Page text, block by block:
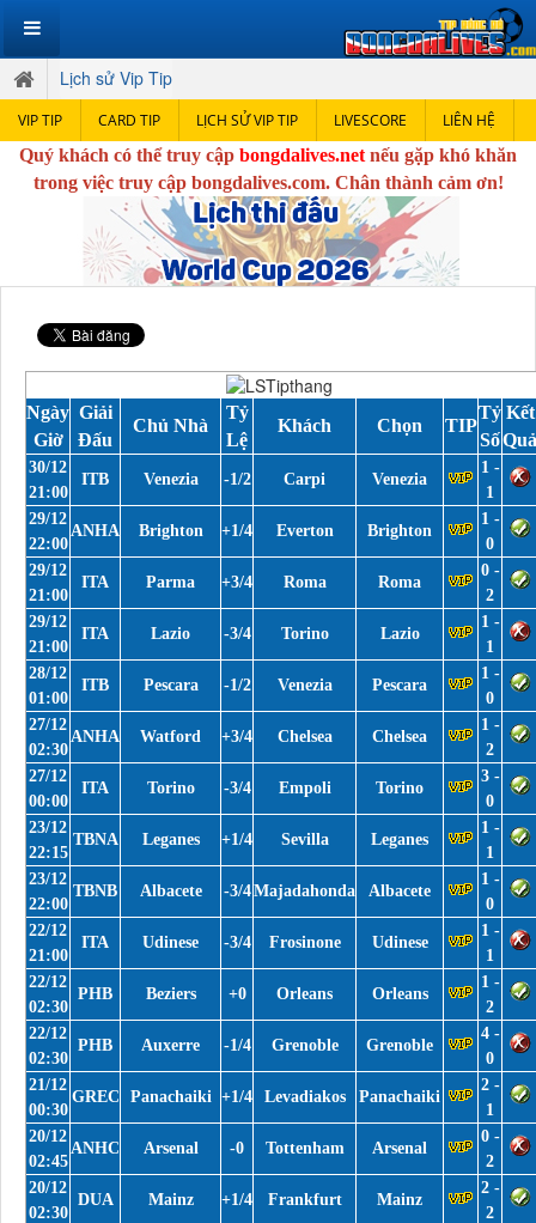
Lịch sử Vip Tip
VIP TIP CARD TIP LỊCH SỬ VIP TIP LIVESCORE
LIÊN HỆ
Quý khách có thể truy cập bongdalives.net nếu gặp khó khăn
trong việc truy cập bongdalives.com. Chân thành cảm ơn!
Ngày
Giờ
Giải
Đấu
Chủ Nhà
Tỷ
Lệ
Khách Chọn TIP
Tỷ
Số
Kết
Quả
30/12
21:00
ITB Venezia -1/2 Carpi Venezia
1 -
1
29/12
22:00
ANHA Brighton +1/4 Everton Brighton
1 -
0
29/12
21:00
ITA Parma +3/4 Roma Roma
0 -
2
29/12
21:00
ITA Lazio -3/4 Torino Lazio
1 -
1
28/12
01:00
ITB Pescara -1/2 Venezia Pescara
1 -
0
27/12
02:30
ANHA Watford +3/4 Chelsea Chelsea
1 -
2
27/12
00:00
ITA Torino -3/4 Empoli Torino
3 -
0
23/12
22:15
TBNA Leganes +1/4 Sevilla Leganes
1 -
1
23/12
22:00
TBNB Albacete -3/4Majadahonda Albacete
1 -
0
22/12
21:00
ITA Udinese -3/4 Frosinone Udinese
1 -
1
22/12
02:30
PHB Beziers +0 Orleans Orleans
1 -
2
22/12
02:30
PHB Auxerre -1/4 Grenoble Grenoble
4 -
0
21/12
00:30
GREC Panachaiki +1/4 Levadiakos Panachaiki
2 -
1
20/12
02:45
ANHC Arsenal -0 Tottenham Arsenal
0 -
2
20/12
02:30
DUA Mainz +1/4 Frankfurt Mainz
2 -
2